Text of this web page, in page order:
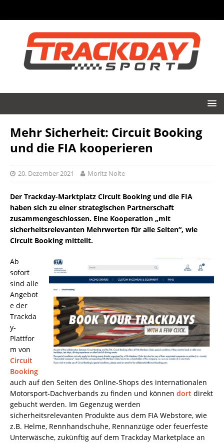
Mehr Sicherheit: Circuit Booking
und die FIA kooperieren
20. Dezember 2021 Moritz Nolte
Der Trackday-Marktplatz Circuit Booking und die FIA
haben sich zu einer strategischen Partnerschaft
zusammengeschlossen. Eine Kooperation „mit
sicherheitsrelevanten Mehrwerten für alle Seiten“, wie
Circuit Booking mitteilt.
Ab
sofort
sind alle
Angebot
e der
Trackda
y-
Plattfor
m von
Circuit
Booking
auch auf den Seiten des Online-Shops des internationalen
Motorsport-Dachverbands zu finden und können dort direkt
gebucht werden. Im Gegenzug werden
sicherheitsrelevanten Produkte aus dem FIA Webstore, wie
z.B. Helme, Rennhandschuhe, Rennanzüge oder feuerfeste
Unterwäsche, zukünftig auf dem Trackday Marketplace an